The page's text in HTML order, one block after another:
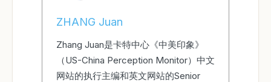
ZHANG Juan
Zhang Juan是卡特中心《中美印象》
（US-China Perception Monitor）中文
网站的执行主编和英文网站的Senior